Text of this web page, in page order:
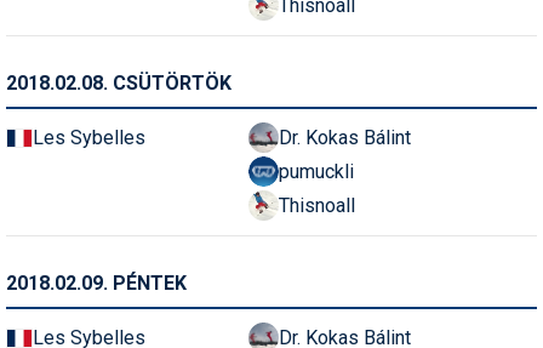
Síugrás
Snowboard
Snowboardfelszerelés
Szakértők
Szánkó
Szótárak
Thisnoall
2018.02.08. CSÜTÖRTÖK
Les Sybelles
Dr. Kokas Bálint
pumuckli
Thisnoall
2018.02.09. PÉNTEK
Les Sybelles
Dr. Kokas Bálint